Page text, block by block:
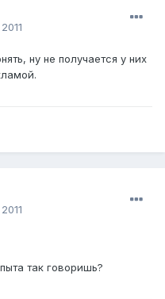
ну не получается у них
так говоришь?